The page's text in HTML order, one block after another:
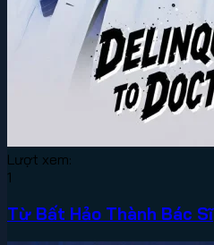
Lượt xem:
1
Từ Bất Hảo Thành Bác Sĩ